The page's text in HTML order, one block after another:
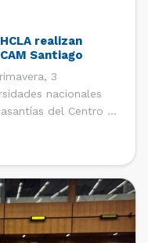
realizan
Santiago
3
nacionales
del Centro de
y el 30 de
Ivania […]